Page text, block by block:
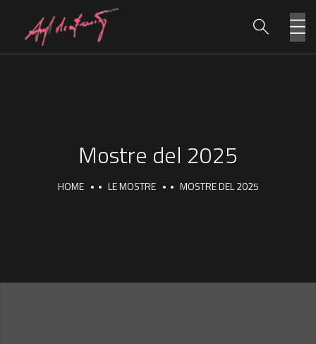
Mostre del 2025
HOME LE MOSTRE MOSTRE DEL 2025